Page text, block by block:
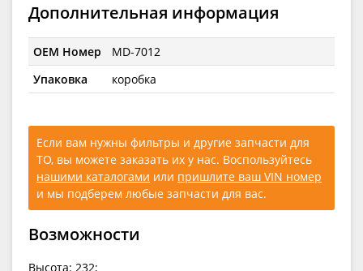
Дополнительная информация
OEM Номер
MD-7012
Упаковка
коробка
Если вам нужны фильтры и другие запчасти для
ТО, вы можете заказать их у нас. Воспользуйтесь
нашими каталогами или пришлите ваш VIN номер
и мы подберем любые запчасти для вас.
Возможности
Высота: 232;